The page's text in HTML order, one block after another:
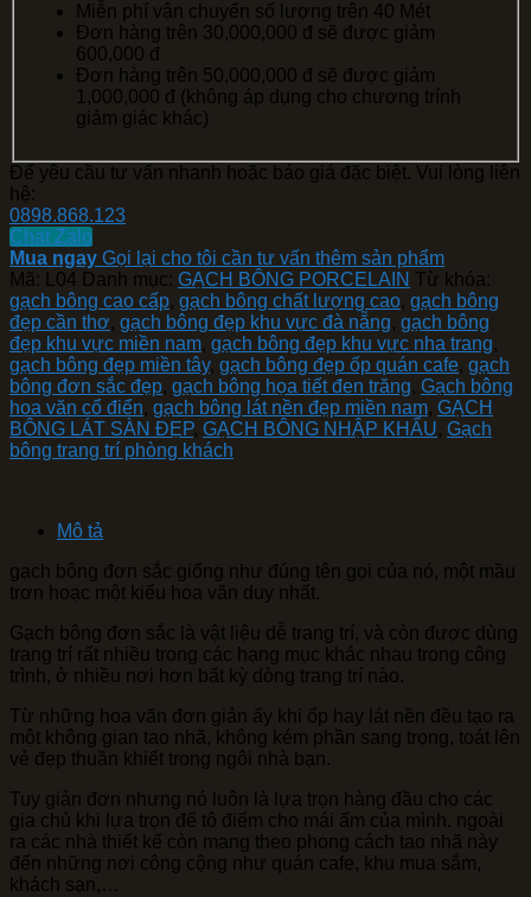
Miễn phí vận chuyển số lượng trên 40 Mét
Đơn hàng trên 30,000,000 đ sẽ được giảm
600,000 đ
Đơn hàng trên 50,000,000 đ sẽ được giảm
1,000,000 đ (không áp dụng cho chương trính
giảm giác khác)
Để yêu cầu tư vấn nhanh hoặc báo giá đặc biệt. Vui lòng liên
hệ:
0898.868.123
Chat Zalo
Mua ngay Gọi lại cho tôi cần tư vấn thêm sản phẩm
Mã: L04 Danh mục: GẠCH BÔNG PORCELAIN
Từ khóa:
gạch bông cao cấp, gạch bông chất lượng cao, gạch bông
đẹp cần thơ, gạch bông đẹp khu vực đà nẵng, gạch bông
đẹp khu vực miền nam, gạch bông đẹp khu vực nha trang,
gạch bông đẹp miền tây, gạch bông đẹp ốp quán cafe, gạch
bông đơn sắc đẹp, gạch bông họa tiết đen trăng, Gạch bông
hoa văn cổ điển, gạch bông lát nền đẹp miền nam, GẠCH
BÔNG LÁT SÀN ĐẸP, GẠCH BÔNG NHẬP KHẨU, Gạch
bông trang trí phòng khách
Mô tả
gạch bông đơn sắc giống như đúng tên gọi của nó, một mầu
trơn hoạc một kiểu hoa văn duy nhất.
Gạch bông đơn sắc là vật liệu dễ trang trí, và còn được dùng
trang trí rất nhiều trong các hạng mục khác nhau trong công
trình, ở nhiều nơi hơn bất kỳ dòng trang trí nào.
Từ những hoa văn đơn giản ấy khi ốp hay lát nền đều tạo ra
một không gian tao nhã, không kém phần sang trọng, toát lên
vẻ đẹp thuần khiết trong ngôi nhà bạn.
Tuy giản đơn nhưng nó luôn là lựa trọn hàng đầu cho các
gia chủ khi lựa trọn để tô điểm cho mái ấm của mình. ngoài
ra các nhà thiết kế còn mang theo phong cách tao nhã này
đến những nơi công cộng như quán cafe, khu mua sắm,
khách sạn,…